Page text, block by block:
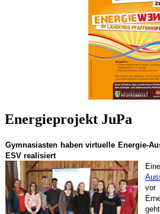
Energieprojekt JuPa
Gymnasiasten haben virtuelle Energie-
ESV realisiert
Eine